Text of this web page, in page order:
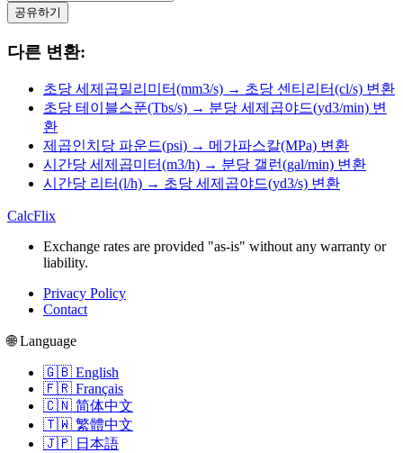
공유하기
다른 변환:
초당 세제곱밀리미터(mm3/s) → 초당 센티리터(cl/s) 변환
초당 테이블스푼(Tbs/s) → 분당 세제곱야드(yd3/min) 변
환
제곱인치당 파운드(psi) → 메가파스칼(MPa) 변환
시간당 세제곱미터(m3/h) → 분당 갤런(gal/min) 변환
시간당 리터(l/h) → 초당 세제곱야드(yd3/s) 변환
CalcFlix
Exchange rates are provided "as-is" without any warranty or
liability.
Privacy Policy
Contact
🌐 Language
🇬🇧 English
🇫🇷 Français
🇨🇳 简体中文
🇹🇼 繁體中文
🇯🇵 日本語